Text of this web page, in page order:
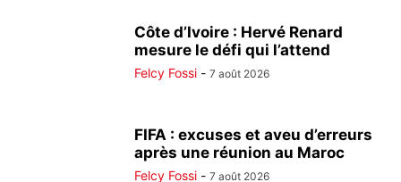
Côte d’Ivoire : Hervé Renard
mesure le défi qui l’attend
Felcy Fossi - 7 août 2026
FIFA : excuses et aveu d’erreurs
après une réunion au Maroc
Felcy Fossi - 7 août 2026